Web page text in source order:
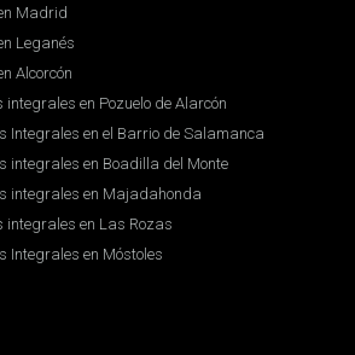
Madrid
Leganés
Alcorcón
en Pozuelo de Alarcón
Integrales en el Barrio de Salamanca
integrales en Boadilla del Monte
integrales en Majadahonda
integrales en Las Rozas
Integrales en Móstoles